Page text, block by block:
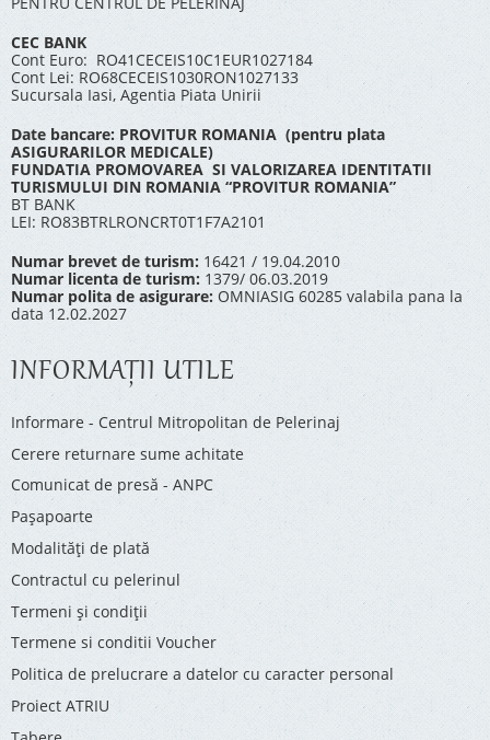
CEC BANK
Cont Euro: RO41CECEIS10C1EUR1027184
Cont Lei: RO68CECEIS1030RON1027133
Sucursala Iasi, Agentia Piata Unirii
Date bancare: PROVITUR ROMANIA (pentru plata
ASIGURARILOR MEDICALE)
FUNDATIA PROMOVAREA SI VALORIZAREA IDENTITATII
TURISMULUI DIN ROMANIA “PROVITUR ROMANIA”
BT BANK
LEI: RO83BTRLRONCRT0T1F7A2101
Numar brevet de turism: 16421 / 19.04.2010
Numar licenta de turism: 1379/ 06.03.2019
Numar polita de asigurare: OMNIASIG 60285 valabila pana la
data 12.02.2027
INFORMAŢII UTILE
Informare - Centrul Mitropolitan de Pelerinaj
Cerere returnare sume achitate
Comunicat de presă - ANPC
Pașapoarte
Modalități de plată
Contractul cu pelerinul
Termeni și condiții
Termene si conditii Voucher
Politica de prelucrare a datelor cu caracter personal
Proiect ATRIU